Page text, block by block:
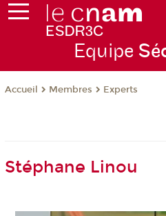
Equipe
Accueil Membres Experts
Stéphane Linou